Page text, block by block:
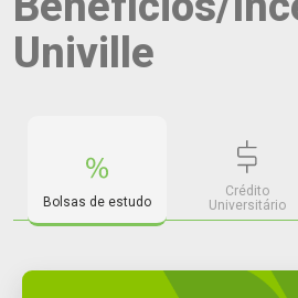
Univille
Bolsas de estudo
Crédito
Universitário